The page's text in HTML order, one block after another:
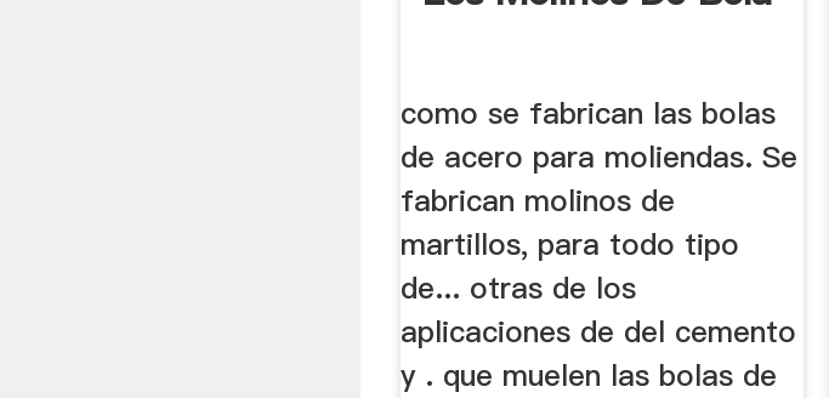
como se fabrican las bolas
de acero para moliendas. Se
fabrican molinos de
martillos, para todo tipo
de... otras de los
aplicaciones de del cemento
y . que muelen las bolas de